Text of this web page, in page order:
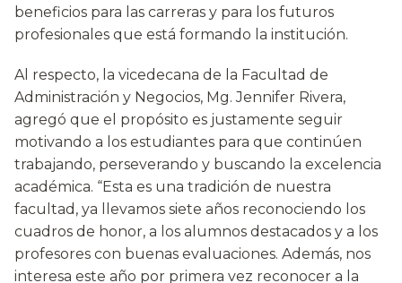
beneficios para las carreras y para los futuros
profesionales que está formando la institución.
Al respecto, la vicedecana de la Facultad de
Administración y Negocios, Mg. Jennifer Rivera,
agregó que el propósito es justamente seguir
motivando a los estudiantes para que continúen
trabajando, perseverando y buscando la excelencia
académica. “Esta es una tradición de nuestra
facultad, ya llevamos siete años reconociendo los
cuadros de honor, a los alumnos destacados y a los
profesores con buenas evaluaciones. Además, nos
interesa este año por primera vez reconocer a la